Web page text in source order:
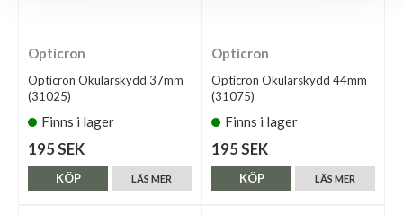
Opticron
Opticron Okularskydd 37mm
(31025)
Finns i lager
195 SEK
LÄS MER
KÖP
Opticron
Opticron Okularskydd 44mm
(31075)
Finns i lager
195 SEK
LÄS MER
KÖP